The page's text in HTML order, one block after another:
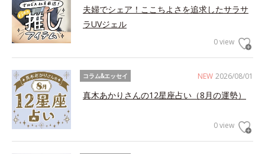
夫婦でシェア！ここちよさを追求したサラサ
ラUVジェル
0 view
NEW 2026/08/01
コラム&エッセイ
真木あかりさんの12星座占い（8月の運勢）
0 view